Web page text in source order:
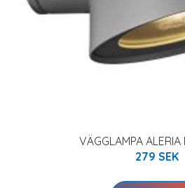
VÄGGLAMPA
279 SEK